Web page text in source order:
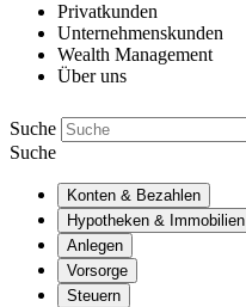
Privatkunden
Unternehmenskunden
Wealth Management
Über uns
Suche
Suche
Konten & Bezahlen
Hypotheken & Immobilien
Anlegen
Vorsorge
Steuern